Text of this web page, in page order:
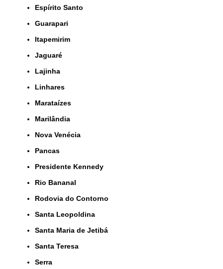
Espírito Santo
Guarapari
Itapemirim
Jaguaré
Lajinha
Linhares
Marataízes
Marilândia
Nova Venécia
Pancas
Presidente Kennedy
Rio Bananal
Rodovia do Contorno
Santa Leopoldina
Santa Maria de Jetibá
Santa Teresa
Serra